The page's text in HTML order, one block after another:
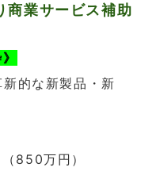
商業サービス補助
的な新製品・新
万円）